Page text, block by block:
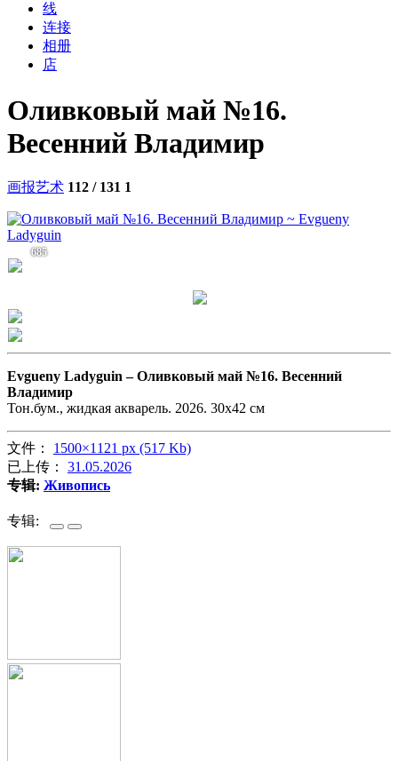
线
连接
相册
店
Оливковый май №16.
Весенний Владимир
画报艺术 112 / 131 1
685
Evgueny Ladyguin –Оливковый май №16. Весенний
Владимир
Тон.бум., жидкая акварель. 2026. 30х42 см
文件： 1500×1121 px (517 Kb)
已上传： 31.05.2026
专辑: Живопись
专辑: